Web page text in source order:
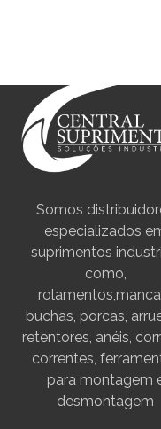
Somos
especializados
suprimentos
como,
buchas, porcas,
retentores, anéis,
correntes,
para montagem
desmontagem